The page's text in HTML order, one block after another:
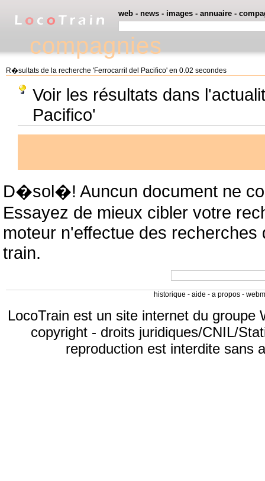
compagnies
web - news - images - annuaire -
R�sultats de la recherche 'Ferrocarril del Pacifico' en 0.02 secondes
Voir les résultats dans
Pacifico'
D�sol�! Auncun document ne
Essayez de mieux cibler votre
moteur n'effectue des recherches
train.
historique - aide - a propos-
LocoTrain est un site internet du groupe
copyright- droits juridiques/CNIL/
reproduction est interdite sans